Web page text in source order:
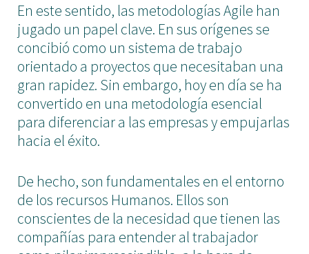
En este sentido, las metodologías Agile han
jugado un papel clave. En sus orígenes se
concibió como un sistema de trabajo
orientado a proyectos que necesitaban una
gran rapidez. Sin embargo, hoy en día se ha
convertido en una metodología esencial
para diferenciar a las empresas y empujarlas
hacia el éxito.
De hecho, son fundamentales en el entorno
de los recursos Humanos. Ellos son
conscientes de la necesidad que tienen las
compañías para entender al trabajador